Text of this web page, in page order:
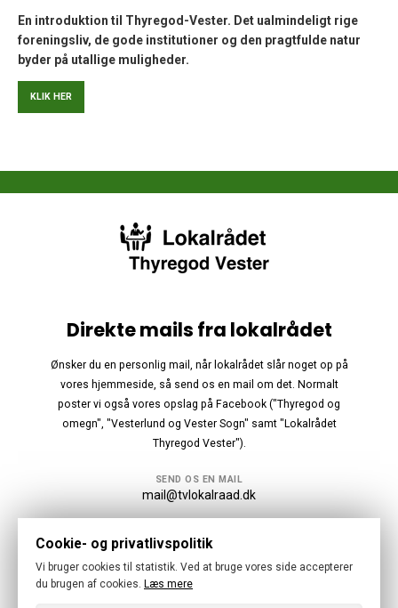
En introduktion til Thyregod-Vester. Det ualmindeligt rige
foreningsliv, de gode institutioner og den pragtfulde natur
byder på utallige muligheder.
KLIK HER
Direkte mails fra lokalrådet
Ønsker du en personlig mail, når lokalrådet slår noget op på
vores hjemmeside, så send os en mail om det. Normalt
poster vi også vores opslag på Facebook ("Thyregod og
omegn", "Vesterlund og Vester Sogn" samt "Lokalrådet
Thyregod Vester").
SEND OS EN MAIL
mail@tvlokalraad.dk
Følg os
Cookie- og privatlivspolitik
Vi bruger cookies til statistik. Ved at bruge vores side accepterer
du brugen af cookies. Læs mere